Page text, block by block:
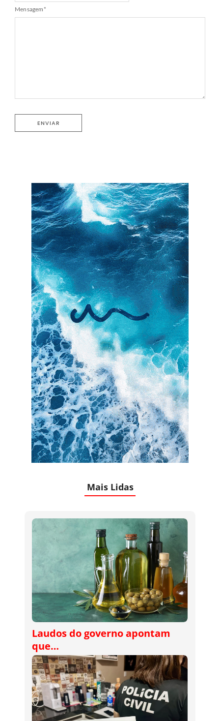
Mais Lidas
Laudos do governo apontam
que…